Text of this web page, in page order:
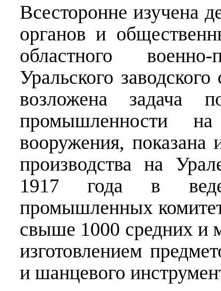
Всесторонне изучена
органов и
областного
Уральского
возложена задача
промышленности на
вооружения, показана
производства на
1917 года в
промышленных
свыше 1000 средних и
изготовлением
и шанцевого